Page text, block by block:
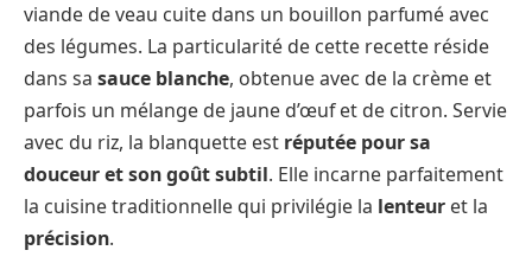
viande de veau cuite dans un bouillon parfumé avec
des légumes. La particularité de cette recette réside
dans sa sauce blanche, obtenue avec de la crème et
parfois un mélange de jaune d’œuf et de citron. Servie
avec du riz, la blanquette est réputée pour sa
douceur et son goût subtil. Elle incarne parfaitement
la cuisine traditionnelle qui privilégie la lenteur et la
précision.